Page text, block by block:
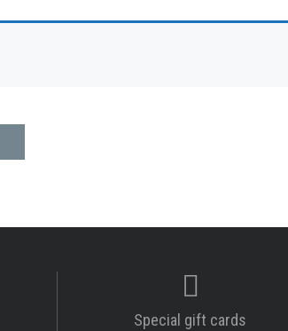
Special gift cards